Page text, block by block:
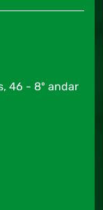
46 - 8º andar